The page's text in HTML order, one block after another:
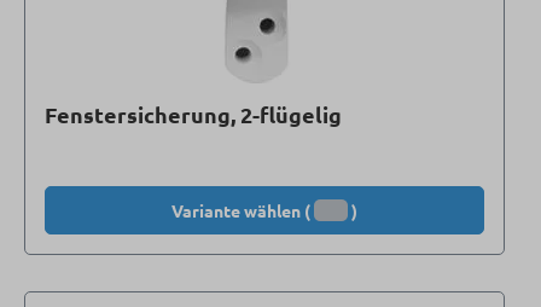
Fenstersicherung, 2-flügelig
Variante wählen ( )